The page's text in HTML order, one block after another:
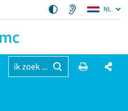
NL
ik zoek ...